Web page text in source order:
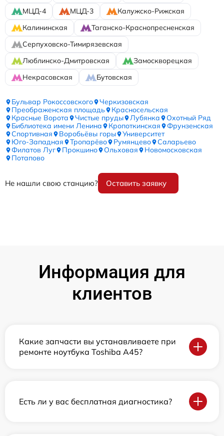
МЦД-4
МЦД-3
Калужско-Рижская
Калининская
Таганско-Краснопресненская
Серпуховско-Тимирязевская
Люблинско-Дмитровская
Замоскворецкая
Некрасовская
Бутовская
Бульвар Рокоссовского
Черкизовская
Преображенская площадь
Красносельская
Красные Ворота
Чистые пруды Лубянка
Охотный Ряд
Библиотека имени Ленина
Кропоткинская
Фрунзенская
Спортивная
Воробьёвы горы
Университет
Юго-Западная
Тропарёво Румянцево
Саларьево
Филатов Луг
Прокшино Ольховая
Новомосковская
Потапово
Не нашли свою станцию? Оставить заявку
Информация для
клиентов
Какие запчасти вы устанавливаете при
ремонте ноутбука Toshiba A45?
Есть ли у вас бесплатная диагностика?